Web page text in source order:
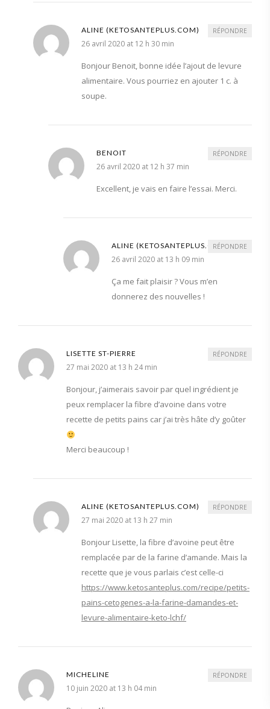
ALINE (KETOSANTEPLUS.COM)
26 avril 2020 at 12 h 30 min
Bonjour Benoit, bonne idée l’ajout de levure
alimentaire. Vous pourriez en ajouter 1 c. à
soupe.
RÉPONDRE
BENOIT
26 avril 2020 at 12 h 37 min
Excellent, je vais en faire l’essai. Merci.
RÉPONDRE
ALINE (KETOSANTEPLUS.COM)
26 avril 2020 at 13 h 09 min
Ça me fait plaisir ? Vous m’en
donnerez des nouvelles !
RÉPONDRE
LISETTE ST-PIERRE
27 mai 2020 at 13 h 24 min
Bonjour, j’aimerais savoir par quel ingrédient je
peux remplacer la fibre d’avoine dans votre
recette de petits pains car j’ai très hâte d’y goûter
Merci beaucoup !
RÉPONDRE
ALINE (KETOSANTEPLUS.COM)
27 mai 2020 at 13 h 27 min
Bonjour Lisette, la fibre d’avoine peut être
remplacée par de la farine d’amande. Mais la
recette que je vous parlais c’est celle-ci
https://www.ketosanteplus.com/recipe/petits-
pains-cetogenes-a-la-farine-damandes-et-
levure-alimentaire-keto-lchf/
RÉPONDRE
MICHELINE
10 juin 2020 at 13 h 04 min
RÉPONDRE